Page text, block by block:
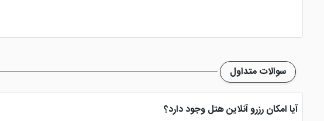
سوالات متداول
آیا امکان رزرو آنلاین هتل وجود دارد؟